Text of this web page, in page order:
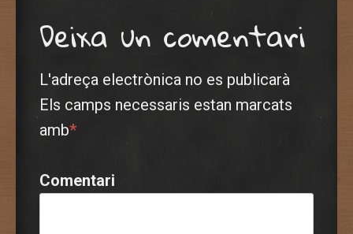
Deixa un comentari
L'adreça electrònica no es publicarà
Els camps necessaris estan marcats
amb*
Comentari